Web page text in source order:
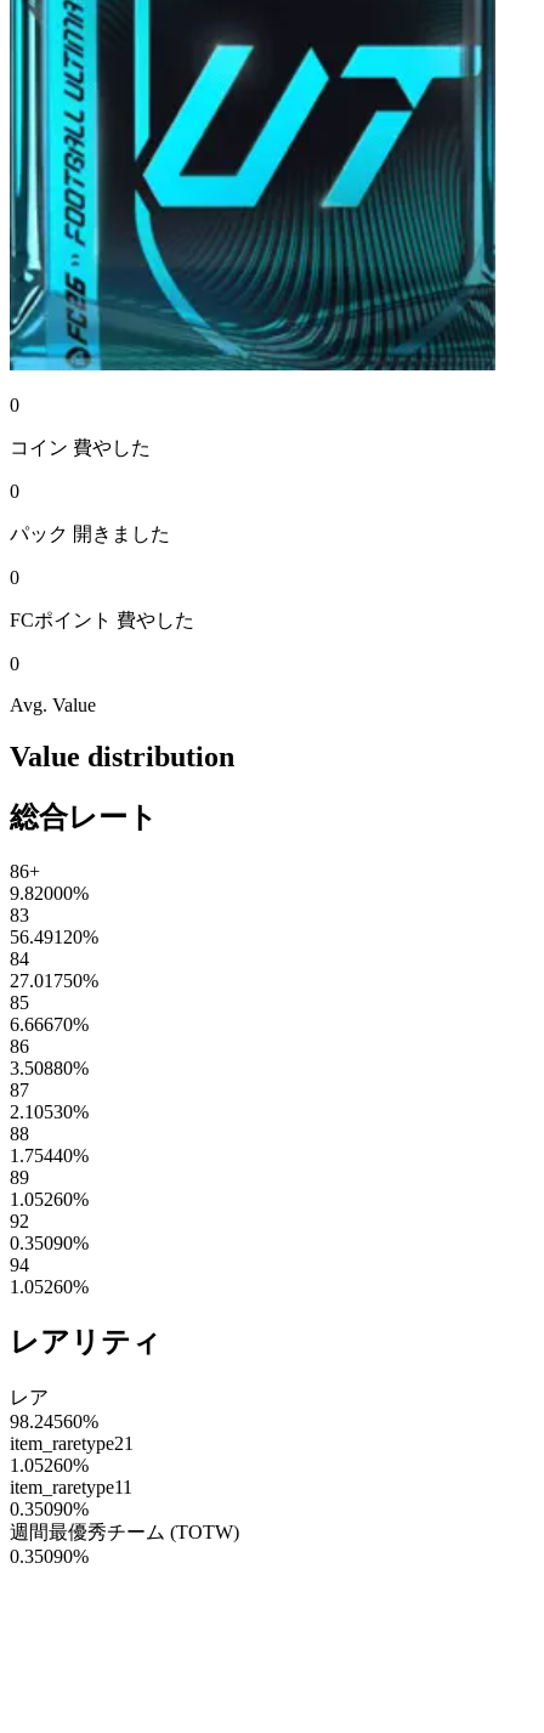
0
コイン 費やした
0
パック 開きました
0
FCポイント 費やした
0
Avg. Value
Value distribution
総合レート
86+
9.82000%
83
56.49120%
84
27.01750%
85
6.66670%
86
3.50880%
87
2.10530%
88
1.75440%
89
1.05260%
92
0.35090%
94
1.05260%
レアリティ
レア
98.24560%
item_raretype21
1.05260%
item_raretype11
0.35090%
週間最優秀チーム (TOTW)
0.35090%